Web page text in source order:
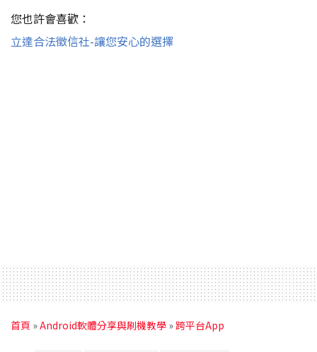
您也許會喜歡：
立達合法徵信社-讓您安心的選擇
首頁 »Android軟體分享與刷機教學 » 跨平台App